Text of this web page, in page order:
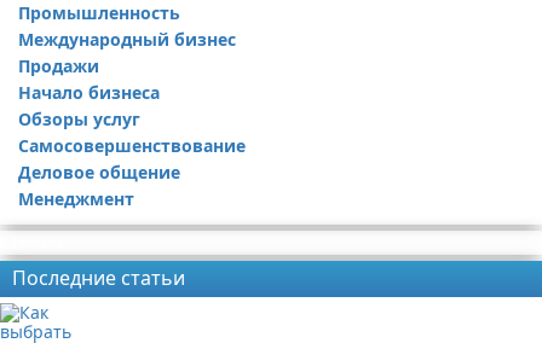
Промышленность
Международный бизнес
Продажи
Начало бизнеса
Обзоры услуг
Самосовершенствование
Деловое общение
Менеджмент
Последние статьи